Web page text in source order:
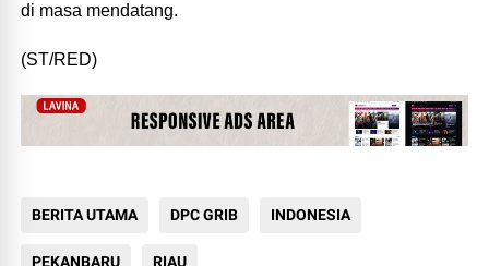
di masa mendatang.
(ST/RED)
BERITA UTAMA DPC GRIB INDONESIA
PEKANBARU RIAU